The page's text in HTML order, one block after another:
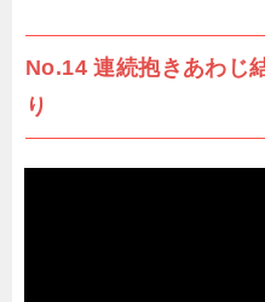
No.14 連続抱きあわ
り